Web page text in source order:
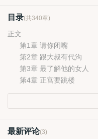
目录(共340章)
正文
第1章 请你闭嘴
第2章 跟大叔有代沟
第3章 最了解他的女人
第4章 正宫要跳楼
最新评论(3)